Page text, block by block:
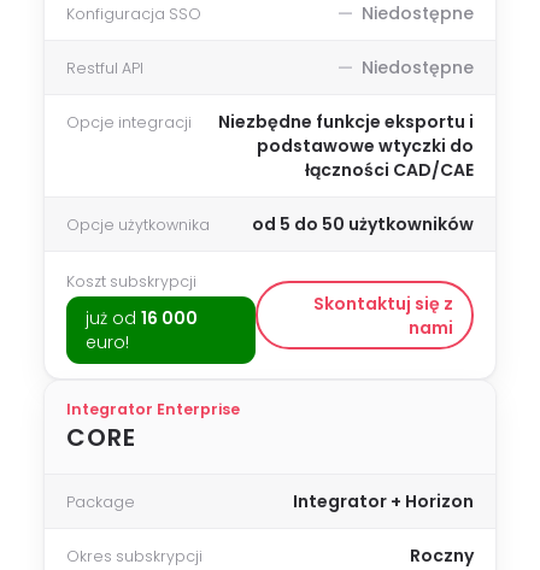
Konfiguracja SSO Niedostępne
Restful API Niedostępne
Opcje integracji
Niezbędne funkcje eksportu i
podstawowe wtyczki do
łączności CAD/CAE
Opcje użytkownika od 5 do 50 użytkowników
Koszt subskrypcji
już od 16 000
euro!
Skontaktuj się z
nami
Integrator Enterprise
CORE
Package Integrator + Horizon
Okres subskrypcji Roczny